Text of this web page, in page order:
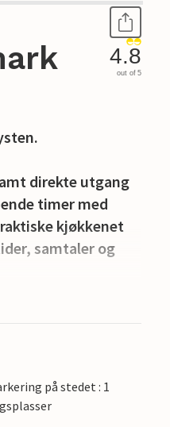
4.8
out of 5
direkte utgang
timer med
kjøkkenet
samtaler og
få skritt unna
på stedet : 1